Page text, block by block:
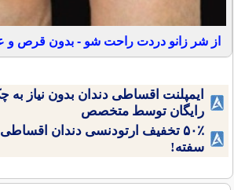
از شر زانو دردت راحت شو - بدون قرص و
ایمپلنت اقساطی دندان بدون نیاز
رایگان توسط متخصص
۵۰٪ تخفیف ارتودنسی دندان
سفته!